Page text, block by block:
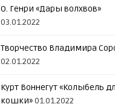
О. Генри «Дары волхвов»
03.01.2022
Творчество Владимира
02.01.2022
Курт Воннегут «Колыбель
кошки» 01.01.2022